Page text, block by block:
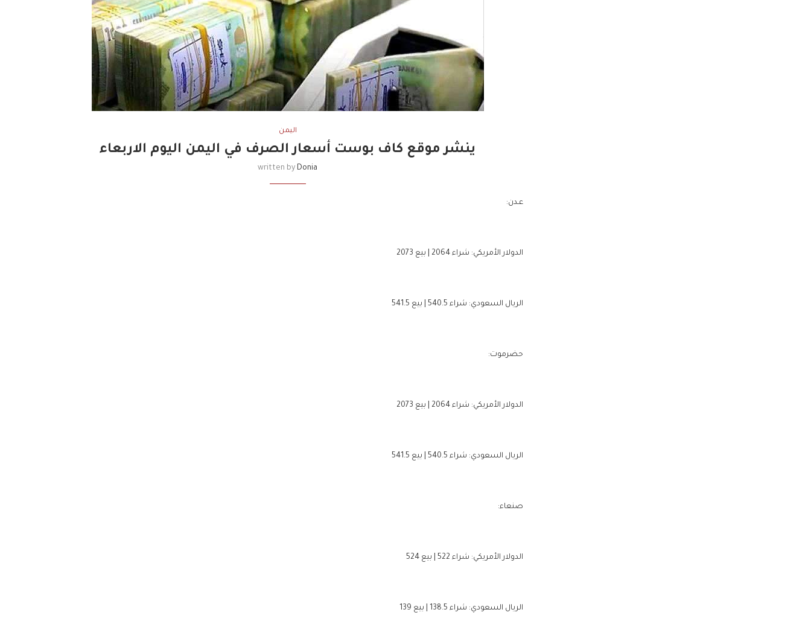
اليمن
ينشر موقع كاف بوست أسعار الصرف في اليمن اليوم الاربعاء
written by Donia
عـدن:
الدولار الأمريكي: شراء 2064 | بيع 2073
الريال السعودي: شراء 540.5 | بيع 541.5
حضرموت:
الدولار الأمريكي: شراء 2064 | بيع 2073
الريال السعودي: شراء 540.5 | بيع 541.5
صنعاء:
الدولار الأمريكي: شراء 522 | بيع 524
الريال السعودي: شراء 138.5 | بيع 139